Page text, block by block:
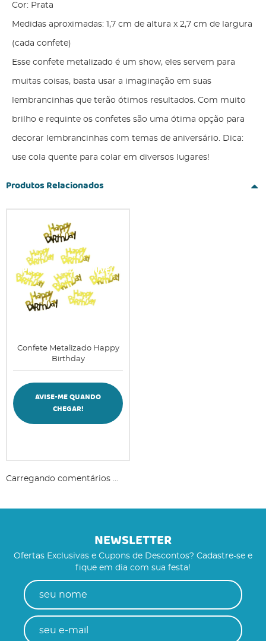
Cor: Prata
Medidas aproximadas: 1,7 cm de altura x 2,7 cm de largura
(cada confete)
Esse confete metalizado é um show, eles servem para
muitas coisas, basta usar a imaginação em suas
lembrancinhas que terão ótimos resultados. Com muito
brilho e requinte os confetes são uma ótima opção para
decorar lembrancinhas com temas de aniversário. Dica:
use cola quente para colar em diversos lugares!
Produtos Relacionados
Confete Metalizado Happy
Birthday
AVISE-ME QUANDO
CHEGAR!
Carregando comentários ...
NEWSLETTER
Ofertas Exclusivas e Cupons de Descontos? Cadastre-se e
fique em dia com sua festa!